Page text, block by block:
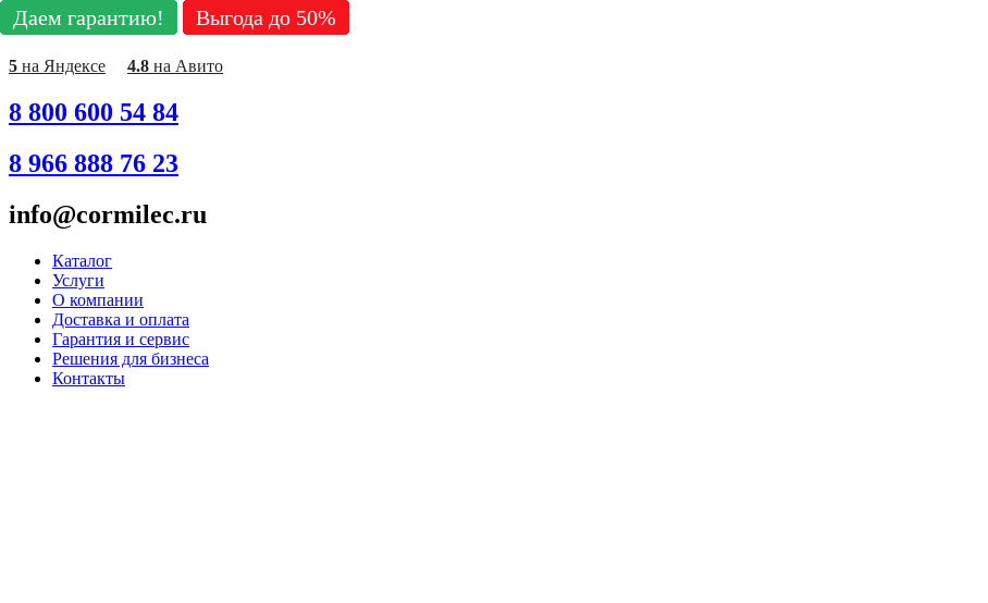
Перейти
к
содержимому
5 на Яндексе 4.8 на Авито
8 800 600 54 84
8 966 888 76 23
info@cormilec.ru
Каталог
Услуги
О компании
Доставка и оплата
Гарантия и сервис
Решения для бизнеса
Контакты
Даем гарантию! Выгода до 50%
Даем гарантию! Выгода до 50%
Даем гарантию! Выгода до 50%
Даем гарантию! Выгода до 50%
Даем гарантию! Выгода до 50%
Даем гарантию! Выгода до 50%
Даем гарантию! Выгода до 50%
Даем гарантию! Выгода до 50%
Даем гарантию! Выгода до 50%